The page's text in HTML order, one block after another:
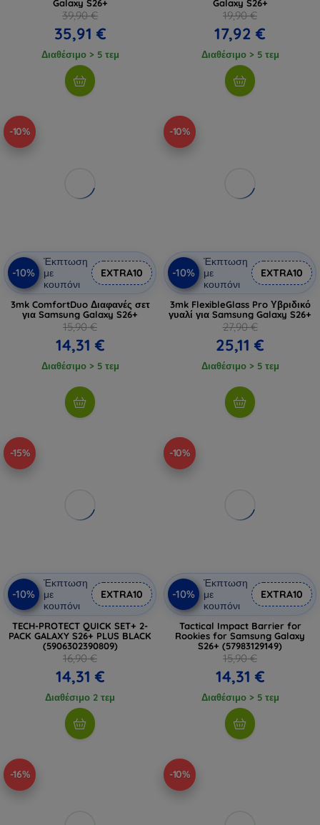
Galaxy S26+
39,90 €
35,91 €
Διαθέσιμο > 5 τεμ
Galaxy S26+
19,90 €
17,92 €
Διαθέσιμο > 5 τεμ
-10%
-10%
Έκπτωση
με
κουπόνι
EXTRA10
3mk ComfortDuo Διαφανές σετ
για Samsung Galaxy S26+
15,90 €
14,31 €
Διαθέσιμο > 5 τεμ
-10%
-10%
Έκπτωση
με
κουπόνι
EXTRA10
3mk FlexibleGlass Pro Υβριδικό
γυαλί για Samsung Galaxy S26+
27,90 €
25,11 €
Διαθέσιμο > 5 τεμ
-15%
-10%
Έκπτωση
με
κουπόνι
EXTRA10
TECH-PROTECT QUICK SET+ 2-
PACK GALAXY S26+ PLUS BLACK
(5906302390809)
16,90 €
14,31 €
Διαθέσιμο 2 τεμ
-10%
-10%
Έκπτωση
με
κουπόνι
EXTRA10
Tactical Impact Barrier for
Rookies for Samsung Galaxy
S26+ (57983129149)
15,90 €
14,31 €
Διαθέσιμο > 5 τεμ
-16% -10%